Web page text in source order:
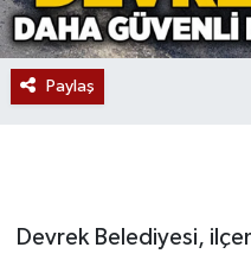
Paylaş
Devrek Belediyesi,
Eğitim
Ekonomi
Gökçebey